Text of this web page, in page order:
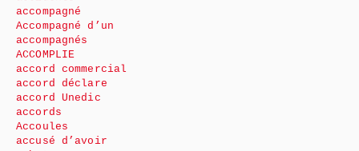
accompagné
Accompagné d’un
accompagnés
ACCOMPLIE
accord commercial
accord déclare
accord Unedic
accords
Accoules
accusé d’avoir